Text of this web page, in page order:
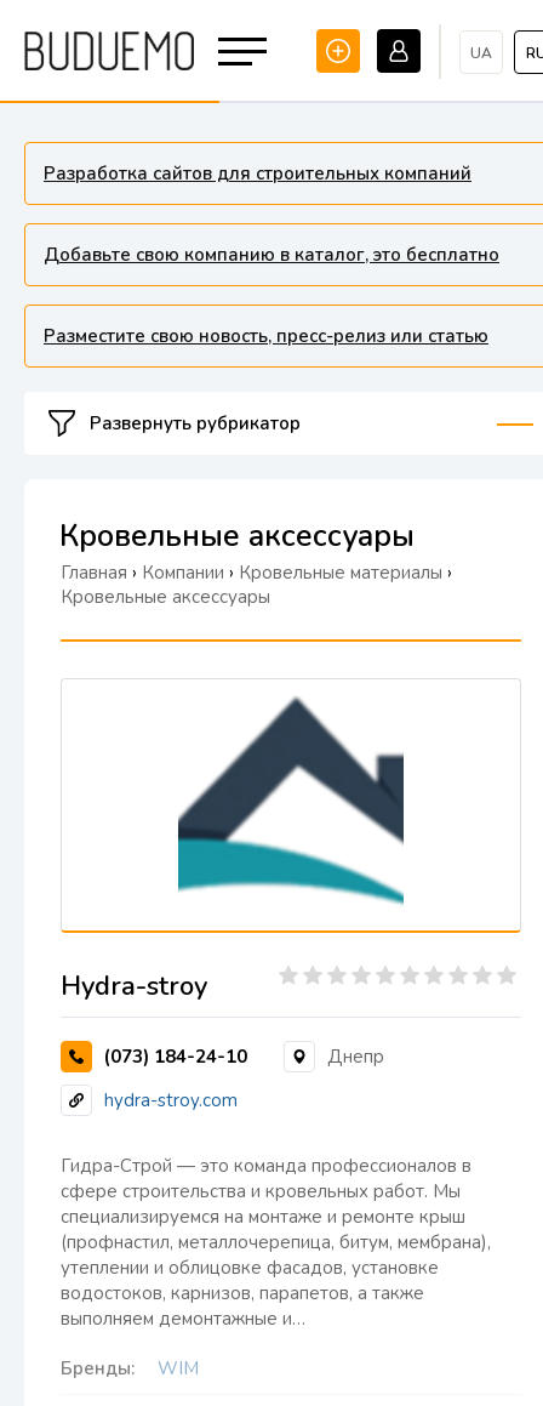
UA
Разработка сайтов для строительных компаний
Добавьте свою компанию в каталог, это бесплатно
Разместите свою новость, пресс-релиз или статью
Развернуть рубрикатор
Кровельные аксессуары
Главная › Компании › Кровельные материалы ›
Кровельные аксессуары
Hydra-stroy
(073) 184-24-10
Днепр
hydra-stroy.com
Гидра-Строй — это команда профессионалов в
сфере строительства и кровельных работ. Мы
специализируемся на монтаже и ремонте крыш
(профнастил, металлочерепица, битум, мембрана),
утеплении и облицовке фасадов, установке
водостоков, карнизов, парапетов, а также
выполняем демонтажные и…
Бренды: WIM